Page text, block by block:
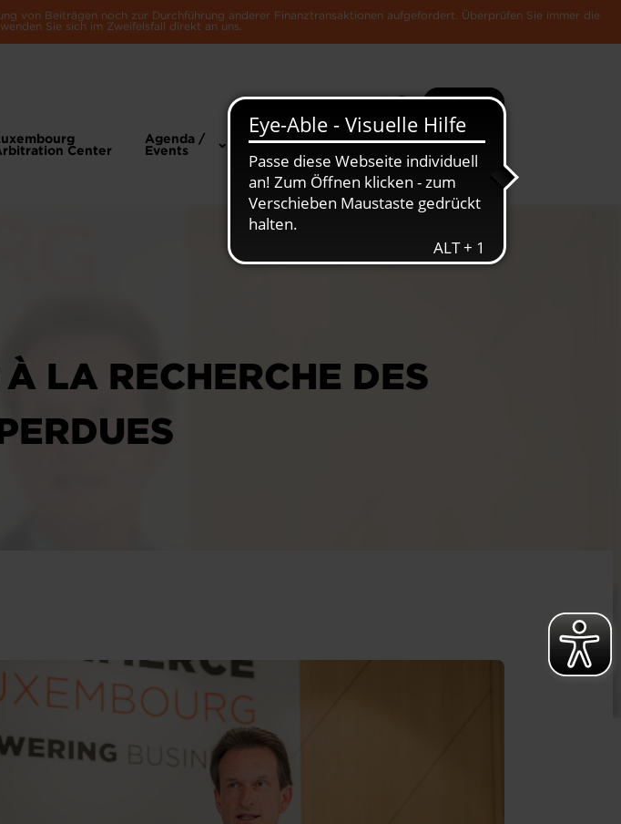
von Beiträgen noch zur Durchführung anderer Finanztransaktionen aufgefordert. Überprüfen Sie immer die
Sie sich im Zweifelsfall direkt an uns.
Suche Mehr
Center
Agenda /
Events
News &
Die Luxemburger
LA RECHERCHE DES